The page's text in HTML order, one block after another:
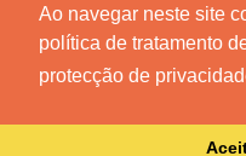
Ao navegar neste site
política de tratamento
protecção de
powered by puber!a | ©